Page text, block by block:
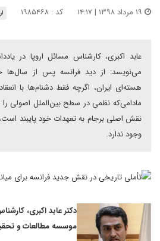
کد : ۱۹۸۵۴۶۸
عابد اکبری، کارشناس مسائل اروپا در
می‌نویسد: از دید فرانسه پس از سال‌ها
هسته‌ای ایران، اگرچه فقط دشنام‌ها با
مادامی‌که نظمی در سطح بین‌الملل اصولی را
نقش اصلی برجام به تعهدات خود پایبند
وجود ندارد.
دکتر عابد اکبری،
موسسه مطالعات و